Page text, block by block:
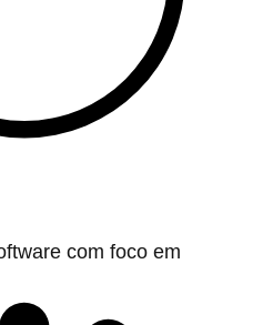
com foco em